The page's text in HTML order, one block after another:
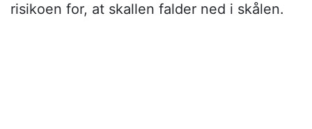
risikoen for, at skallen falder ned i skålen.